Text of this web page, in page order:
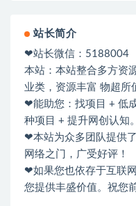
站长简介
❤站长微信：5188004
本站：本站整合多方资
业类，资源丰富 物超所
❤能助您：找项目 + 低
种项目 + 提升网创认知。
❤本站为众多团队提供
网络之门，广受好评！
❤如果您也依存于互联
您提供丰盛价值。祝您